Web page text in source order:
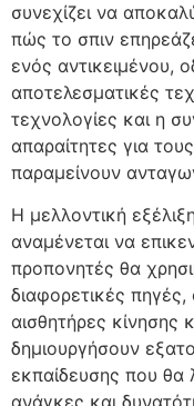
συνεχίζει να
πώς το σπιν
ενός αντικειμένου,
αποτελεσματικές
τεχνολογίες και η
απαραίτητες για
παραμείνουν
Η μελλοντική
αναμένεται να
προπονητές θα
διαφορετικές
αισθητήρες κίνησης
δημιουργήσουν
εκπαίδευσης που θα